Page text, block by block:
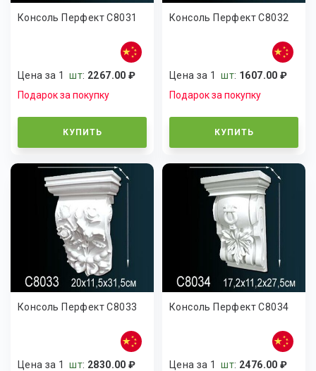
Консоль Перфект C8031
Цена за 1шт: 2267.00 ₽
Подарок за покупку
КУПИТЬ
Консоль Перфект C8032
Цена за 1шт: 1607.00 ₽
Подарок за покупку
КУПИТЬ
Консоль Перфект C8033
Цена за 1шт: 2830.00 ₽
Консоль Перфект C8034
Цена за 1шт: 2476.00 ₽